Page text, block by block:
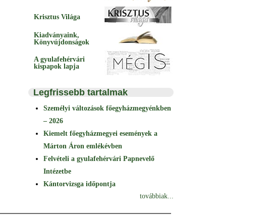
Krisztus Világa
Kiadványaink,
Könyvújdonságok
A gyulafehérvári
kispapok lapja
Legfrissebb tartalmak
Személyi változások főegyházmegyénkben
– 2026
Kiemelt főegyházmegyei események a
Márton Áron emlékévben
Felvételi a gyulafehérvári Papnevelő
Intézetbe
Kántorvizsga időpontja
továbbiak...